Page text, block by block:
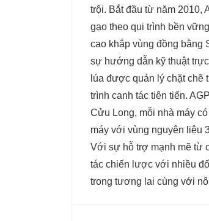
trội. Bắt đầu từ năm 2010,
gạo theo qui trình bền
cao khắp vùng đồng bằng
sự hướng dẫn kỹ thuật
lúa được quản lý chặt chẽ
trình canh tác tiên tiến.
Cửu Long, mỗi nhà máy
máy với vùng nguyên liệu
Với sự hỗ trợ mạnh mẽ từ
tác chiến lược với nhiều
trong tương lai cùng với